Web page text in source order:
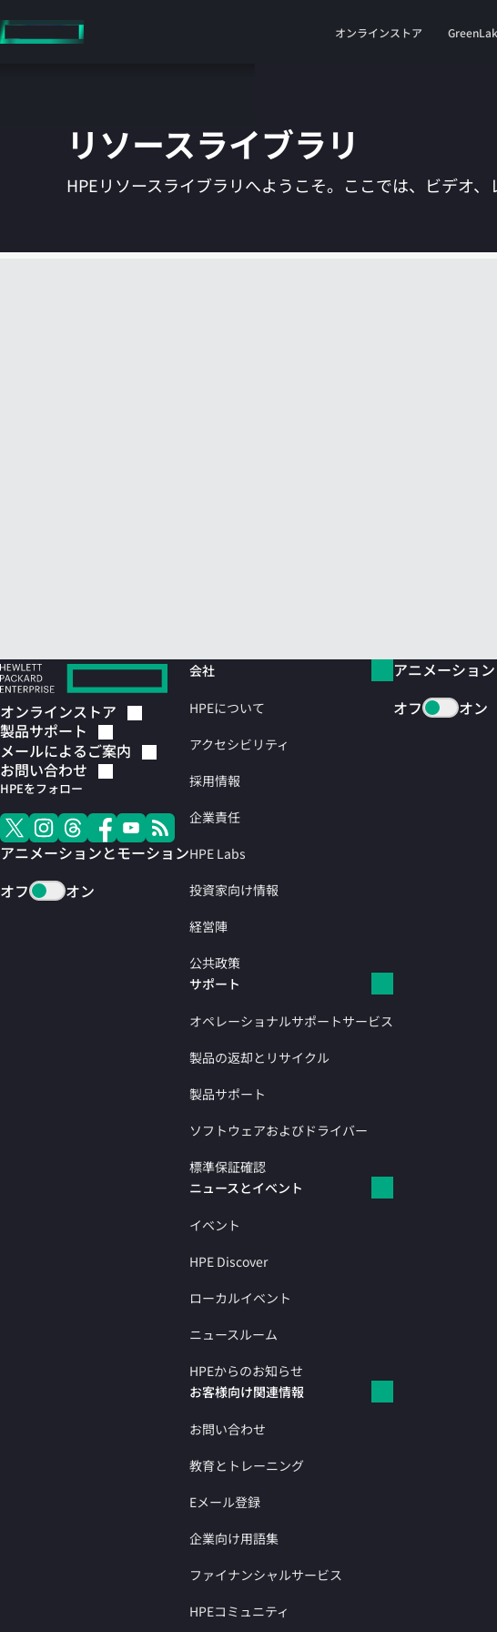
イ
ッ
オンラインストア
リソースライブラリ
HPEリソースライブラリへようこそ。ここでは、ビデオ
オンラインストア
製品サポート
メールによるご案内
お問い合わせ
HPEをフォロー
アニメーションとモーション
オフ
オン
会社
HPEについて
アクセシビリティ
採用情報
企業責任
HPE Labs
投資家向け情報
経営陣
公共政策
サポート
オペレーショナルサポートサービス
製品の返却とリサイクル
製品サポート
ソフトウェアおよびドライバー
標準保証確認
ニュースとイベント
イベント
HPE Discover
ローカルイベント
ニュースルーム
HPEからのお知らせ
お客様向け関連情報
お問い合わせ
教育とトレーニング
Eメール登録
企業向け用語集
ファイナンシャルサービス
HPEコミュニティ
アニメーショ
オフ
オン